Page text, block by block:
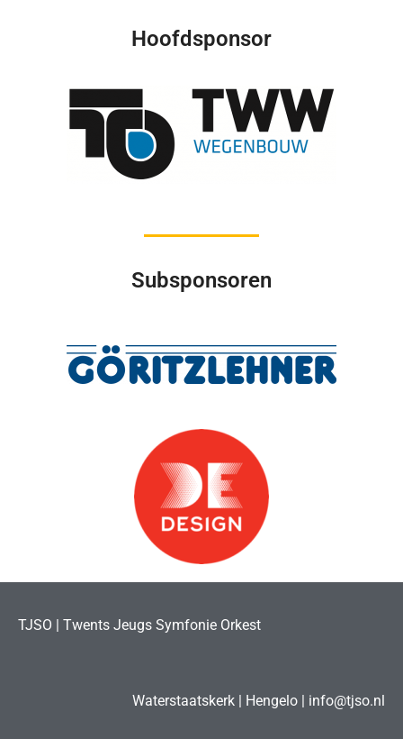
Hoofdsponsor
Subsponsoren
TJSO | Twents Jeugs Symfonie Orkest
Waterstaatskerk | Hengelo | info@tjso.nl